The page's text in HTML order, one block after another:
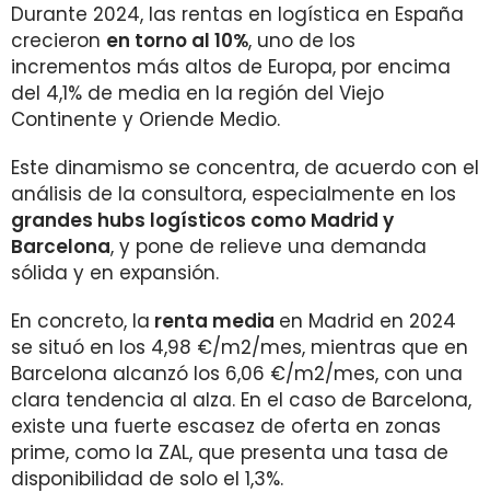
Durante 2024, las rentas en logística en España
crecieron en torno al 10%, uno de los
incrementos más altos de Europa, por encima
del 4,1% de media en la región del Viejo
Continente y Oriende Medio.
Este dinamismo se concentra, de acuerdo con el
análisis de la consultora, especialmente en los
grandes hubs logísticos como Madrid y
Barcelona, y pone de relieve una demanda
sólida y en expansión.
En concreto, la renta media en Madrid en 2024
se situó en los 4,98 €/m2/mes, mientras que en
Barcelona alcanzó los 6,06 €/m2/mes, con una
clara tendencia al alza. En el caso de Barcelona,
existe una fuerte escasez de oferta en zonas
prime, como la ZAL, que presenta una tasa de
disponibilidad de solo el 1,3%.